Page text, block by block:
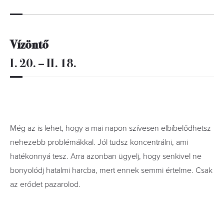
Vízöntő
I. 20. – II. 18.
Még az is lehet, hogy a mai napon szívesen elbíbelődhetsz
nehezebb problémákkal. Jól tudsz koncentrálni, ami
hatékonnyá tesz. Arra azonban ügyelj, hogy senkivel ne
bonyolódj hatalmi harcba, mert ennek semmi értelme. Csak
az erődet pazarolod.